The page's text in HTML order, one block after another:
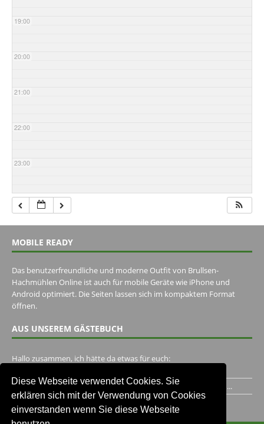
Diese Webseite verwendet Cookies. Sie
erklären sich mit der Verwendung von Cookies
einverstanden wenn Sie diese Webseite
19:00
20:00
21:00
22:00
23:00
MOBILE READY
Das benutzerfreundliche und moderne Outfit von Brullsen-
Hachmühlen Online ist auch für mobile Geräte wie iPhone und
Android optimiert. Die Seiten lassen sich im kompaktem Format
öffnen.
AUS UNSEREM GÄSTEBUCH
Hallo zusammen, ich hätte da etwas für euch:
Ich habe ein Jahr im Gasthaus Hugo Pape verbracht..Habe ihn...
Unser Gästebuch besuchen